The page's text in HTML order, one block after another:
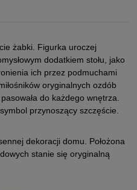
żabki. Figurka uroczej
dodatkiem stołu, jako
ich przez podmuchami
oryginalnych ozdób
do każdego wnętrza.
przynoszący szczęście.
dekoracji domu. Położona
stanie się oryginalną